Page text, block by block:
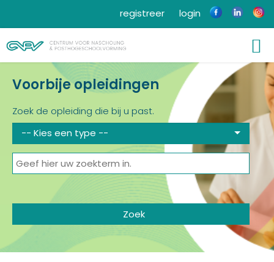
login
registreer
Voorbije opleidingen
Zoek de opleiding die bij u past.
-- Kies een type --